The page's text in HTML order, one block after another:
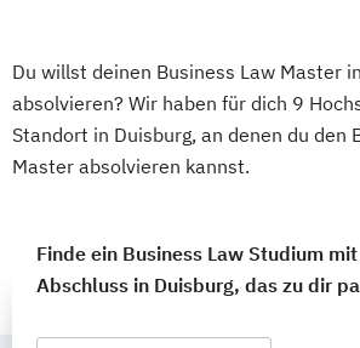
Du willst deinen Business Law Master
absolvieren? Wir haben für dich 9
Standort in Duisburg, an denen du den
Master absolvieren kannst.
Finde ein Business Law Studium
Abschluss in Duisburg, das zu dir